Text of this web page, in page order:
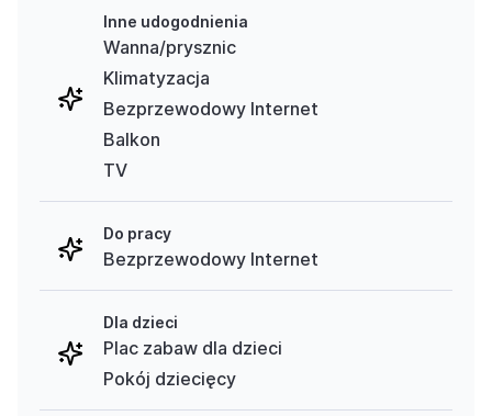
Inne udogodnienia
Wanna/prysznic
Klimatyzacja
Bezprzewodowy Internet
Balkon
TV
Do pracy
Bezprzewodowy Internet
Dla dzieci
Plac zabaw dla dzieci
Pokój dziecięcy